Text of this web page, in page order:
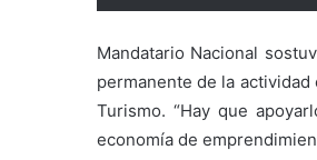
Mandatario Nacional
permanente de la
Turismo. “Hay que
economía de